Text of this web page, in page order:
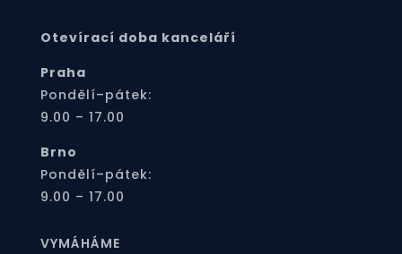
Otevírací doba kanceláří
Praha
Pondělí–pátek:
9.00 – 17.00
Brno
Pondělí–pátek:
9.00 – 17.00
VYMÁHÁME